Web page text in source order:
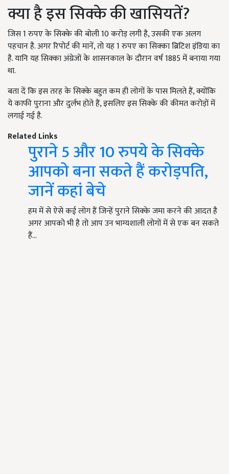
क्या है इस सिक्के की खासियतें?
जिस 1 रुपए के सिक्के की बोली 10 करोड़ लगी है, उसकी एक अलग
पहचान है. अगर रिपोर्ट की मानें, तो यह 1 रुपए का सिक्का ब्रिटिश इंडिया का
है. यानि यह सिक्का अंग्रेजों के शासनकाल के दौरान वर्ष 1885 में बनाया गया
था.
बता दें कि इस तरह के सिक्के बहुत कम ही लोगों के पास मिलते हैं, क्योंकि
ये काफी पुराना और दुर्लभ होते हैं, इसलिए इस सिक्के की कीमत करोड़ों में
लगाई गई है.
Related Links
पुराने 5 और 10 रुपये के सिक्के
आपको बना सकते हैं करोड़पति,
जानें कहां बेचे
हम में से ऐसे कई लोग हैं जिन्हें पुराने सिक्के जमा करने की आदत है
अगर आपको भी है तो आप उन भाग्यशाली लोगों में से एक बन सकते
हैं…